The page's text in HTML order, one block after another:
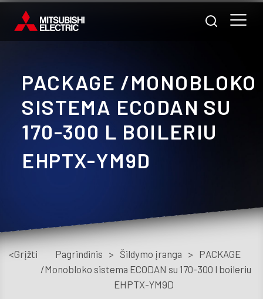
PACKAGE /MONOBLOKO
SISTEMA ECODAN SU
170-300 L BOILERIU
EHPTX-YM9D
<Grįžti Pagrindinis > Šildymo įranga > PACKAGE
/Monobloko sistema ECODAN su 170-300 l boileriu
EHPTX-YM9D